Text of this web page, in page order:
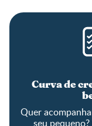
Curva de
Quer
seu